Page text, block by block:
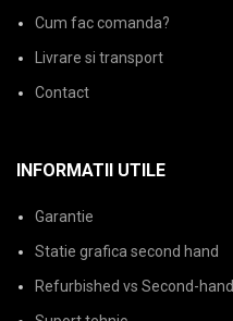
Cum fac comanda?
Livrare si transport
Contact
INFORMATII UTILE
Garantie
Statie grafica second hand
Refurbished vs Second-hand